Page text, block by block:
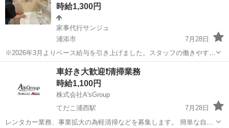
時給1,300円
家事代行サンジュ
浦添市
7月28日
※2026年3月よりベース給与を引き上げました。スタッフの働きやすさ
を重視し、待遇を改善しています。 普段の家事（掃除/料理/買い物）
をお仕事にしませんか？ 年間１万回以上の家事サービス提供！ ４０
代〜６０代の主婦...
浦添市 軽作業 本部町
車好き大歓迎❗️清掃業務
時給1,100円
株式会社A'sGroup
てだこ浦西駅
7月28日
レンタカー業務、事業拡大の為軽清掃などを募集します。 簡単な自己